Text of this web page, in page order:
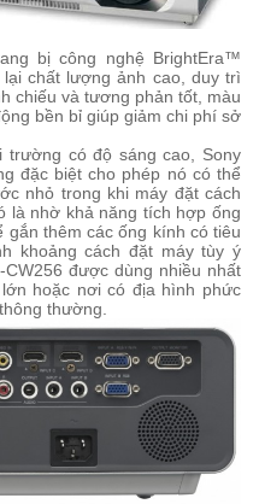
bị công nghệ BrightEra™
chất lượng ảnh cao, duy trì
chiếu và tương phản tốt, màu
bền bỉ giúp giảm chi phí sở
trường có độ sáng cao, Sony
đặc biệt cho phép nó có thể
nhỏ trong khi máy đặt cách
là nhờ khả năng tích hợp ống
thêm các ống kính có tiêu
khoảng cách đặt máy tùy ý
được dùng nhiều nhất
hoặc nơi có địa hình phức
thường.